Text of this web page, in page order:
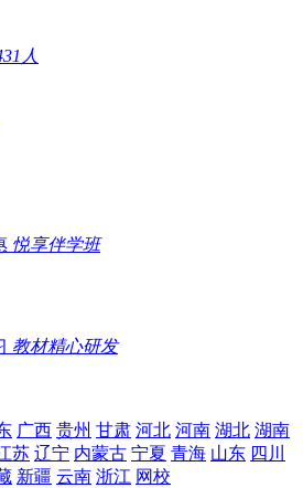
人
悦享伴学班
教材精心研发
广西 贵州 甘肃 河北 河南 湖北 湖南
苏 辽宁 内蒙古 宁夏 青海 山东 四川
新疆 云南 浙江 网校